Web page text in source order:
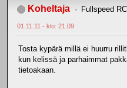
Koheltaja Fullspeed RC
01.11.11 - klo: 21.09
Tosta kypärä millä ei huurru
kun kelissä ja parhaimmat
tietoakaan.